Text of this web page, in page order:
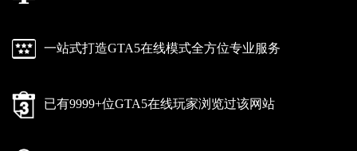
一站式打造GTA5在线模式全方位专业服务
已有9999+位GTA5在线玩家浏览过该网站